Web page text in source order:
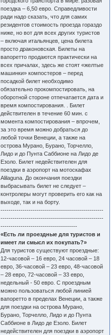
поездка – 6,50 евро. Справедливости
ради надо сказать, что для самих
резидентов стоимость проезда гораздо
ниже, но вот для всех других туристов
– включая итальянцев, цена билета
просто драконовская. Билеты на
вапоретто продаются практически на
всех причалах, здесь же стоят «желтые
машинки» компостеров – перед
посадкой билет необходимо
обязательно прокомпостировать, на
оборотной стороне отпечатается дата и
время компостирования. . Билет
действителен в течение 60 мин. с
момента компостирования – впрочем,
за это время можно добраться до
любой точки Венеции, а также на
острова Мурано, Бурано, Торчелло,
Лидо и до Пунта Саббионе на Лидо де
Езоло. Билет недействителен для
поездки в аэропорт на мотоскафах
Alilaguna. До окончания поездки
выбрасывать билет не следует –
контролеры могут проверить его как на
выходе, так и на борту.
---------------------------------------------------
---------------------------------------------------
--------------------------------------
«Есть ли проездные для туристов и
имеет ли смысл их покупать?»
Для туристов существуют проездные:
12-часовой – 16 евро, 24 часовой – 18
евро, 36-часовой – 23 евро, 48-часовой
– 28 евро, 72-часовой – 33 евро,
недельный - 50 евро. С проездным
можно пользоваться любой линией
вапоретто в пределах Венеции, а также
для поездки на острова Мурано,
Бурано, Торчелло, Лидо и до Пунта
Саббионе в Лидо де Езоло. Билет
недействителен для поездки в аэропорт